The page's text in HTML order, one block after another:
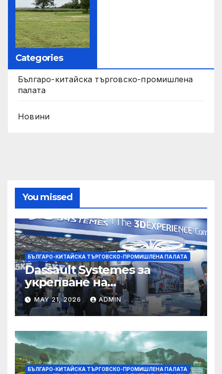
Categories
Българо-китайска търговско-промишлена
палата
Новини
You missed
БЪЛГАРО-КИТАЙСКА ТЪРГОВСКО-ПРОМИШЛЕНА ПАЛАТА
Dassault Systemes за
укрепване на
изграждането на AI
екосистема в Китай
MAY 21, 2026 ADMIN
БЪЛГАРО-КИТАЙСКА ТЪРГОВСКО-ПРОМИШЛЕНА ПАЛАТА